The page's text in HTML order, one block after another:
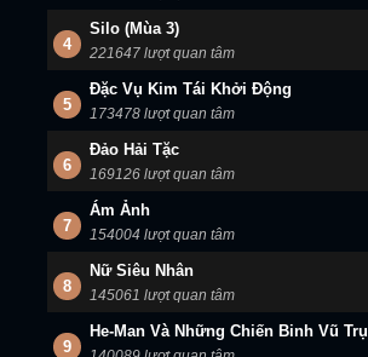
4
Silo (Mùa 3)
221647 lượt quan tâm
5
Đặc Vụ Kim Tái Khởi Động
173478 lượt quan tâm
6
Đảo Hải Tặc
169126 lượt quan tâm
7
Ám Ảnh
154004 lượt quan tâm
8
Nữ Siêu Nhân
145061 lượt quan tâm
9
He-Man Và Những Chiến Binh Vũ Trụ